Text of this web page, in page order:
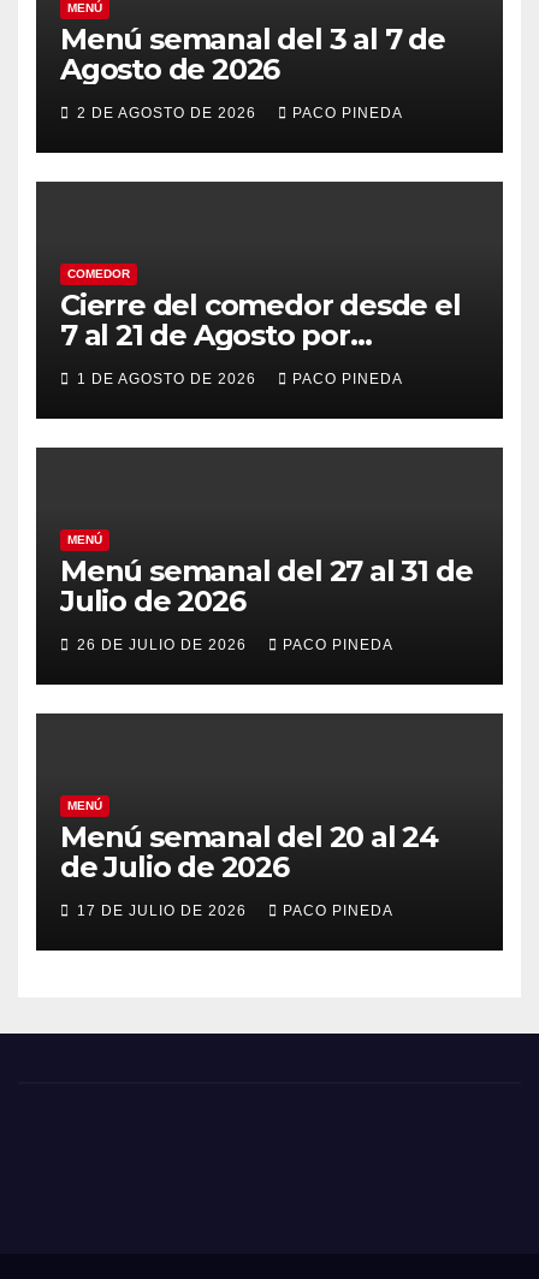
MENÚ
Menú semanal del 3 al 7 de
Agosto de 2026
2 DE AGOSTO DE 2026 PACO PINEDA
COMEDOR
Cierre del comedor desde el
7 al 21 de Agosto por
vacaciones
1 DE AGOSTO DE 2026 PACO PINEDA
MENÚ
Menú semanal del 27 al 31 de
Julio de 2026
26 DE JULIO DE 2026 PACO PINEDA
MENÚ
Menú semanal del 20 al 24
de Julio de 2026
17 DE JULIO DE 2026 PACO PINEDA